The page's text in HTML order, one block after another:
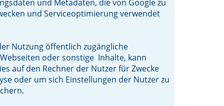
und Metadaten, die von Google zu
und Serviceoptimierung verwendet
Nutzung öffentlich zugängliche
oder sonstige Inhalte, kann
auf den Rechner der Nutzer für Zwecke
oder um sich Einstellungen der Nutzer zu